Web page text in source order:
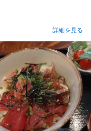
詳細を見る